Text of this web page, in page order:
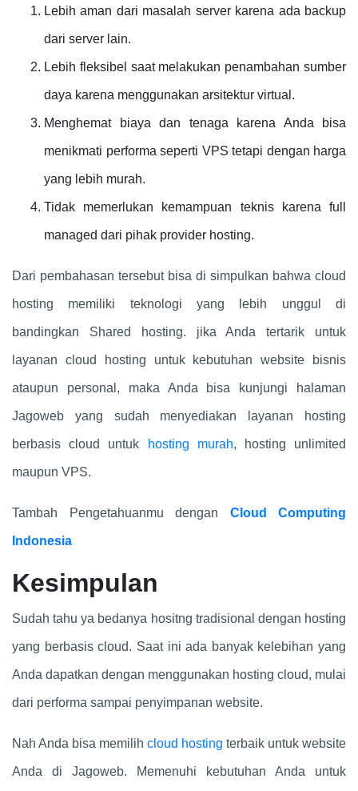
Lebih aman dari masalah server karena ada backup
dari server lain.
Lebih fleksibel saat melakukan penambahan sumber
daya karena menggunakan arsitektur virtual.
Menghemat biaya dan tenaga karena Anda bisa
menikmati performa seperti VPS tetapi dengan harga
yang lebih murah.
Tidak memerlukan kemampuan teknis karena full
managed dari pihak provider hosting.
Dari pembahasan tersebut bisa di simpulkan bahwa cloud
hosting memiliki teknologi yang lebih unggul di
bandingkan Shared hosting. jika Anda tertarik untuk
layanan cloud hosting untuk kebutuhan website bisnis
ataupun personal, maka Anda bisa kunjungi halaman
Jagoweb yang sudah menyediakan layanan hosting
berbasis cloud untuk hosting murah, hosting unlimited
maupun VPS.
Tambah Pengetahuanmu dengan Cloud Computing
Indonesia
Kesimpulan
Sudah tahu ya bedanya hositng tradisional dengan hosting
yang berbasis cloud. Saat ini ada banyak kelebihan yang
Anda dapatkan dengan menggunakan hosting cloud, mulai
dari performa sampai penyimpanan website.
Nah Anda bisa memilih cloud hosting terbaik untuk website
Anda di Jagoweb. Memenuhi kebutuhan Anda untuk